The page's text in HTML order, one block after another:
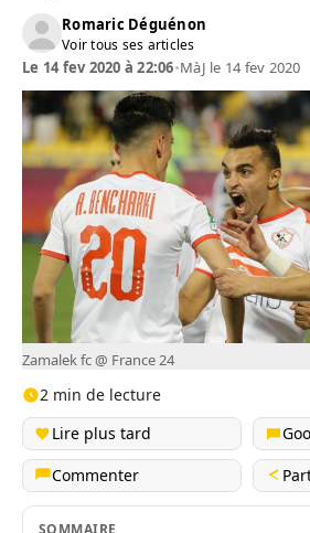
Romaric Déguénon
Voir tous ses articles
Le 14 fev 2020 à 22:06•MàJ le 14 fev 2020
Zamalek fc @ France 24
2 min de lecture
Lire plus tard
Commenter